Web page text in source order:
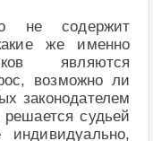
не содержит
же именно
являются
возможно ли
законодателем
судьей